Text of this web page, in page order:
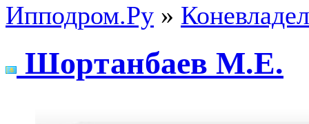
Ипподром.Ру »
Шоpтанбаев M.E.